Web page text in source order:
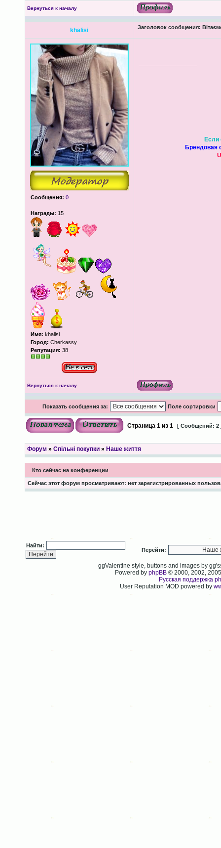
Вернуться к началу
khalisi Заголовок сообщения:
Сообщения: 0
Награды: 15
Имя: khalisi
Город: Cherkassy
Репутация: 38
Если
Брендовая
Вернуться к началу
Показать сообщения за: Поле сортировки
Страница 1из 1 [ Сообщений: 2
Форум » Спільні покупки» Наше життя
Кто сейчас на конференции
Сейчас этот форум просматривают: нет зарегистрированных
Найти:
Перейти:
ggValentine style, buttons and images by
Powered byphpBB © 2000, 2002,
Русская поддержка
User Reputation MOD powered by